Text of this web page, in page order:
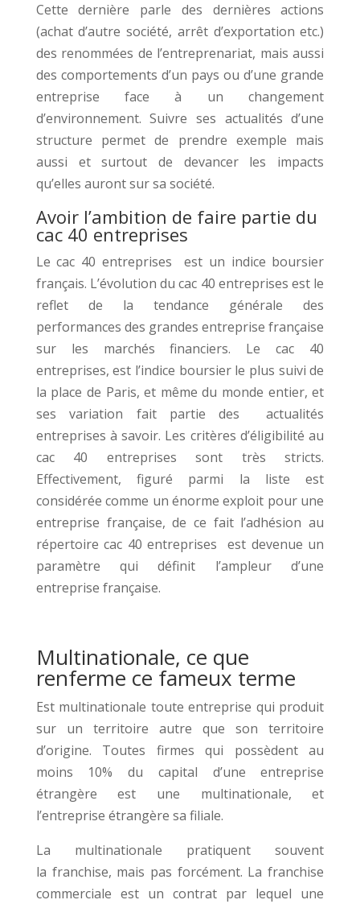
Cette dernière parle des dernières actions
(achat d’autre société, arrêt d’exportation etc.)
des renommées de l’entreprenariat, mais aussi
des comportements d’un pays ou d’une grande
entreprise face à un changement
d’environnement. Suivre ses actualités d’une
structure permet de prendre exemple mais
aussi et surtout de devancer les impacts
qu’elles auront sur sa société.
Avoir l’ambition de faire partie du
cac 40 entreprises
Le cac 40 entreprises est un indice boursier
français. L’évolution du cac 40 entreprises est le
reflet de la tendance générale des
performances des grandes entreprise française
sur les marchés financiers. Le cac 40
entreprises, est l’indice boursier le plus suivi de
la place de Paris, et même du monde entier, et
ses variation fait partie des actualités
entreprises à savoir. Les critères d’éligibilité au
cac 40 entreprises sont très stricts.
Effectivement, figuré parmi la liste est
considérée comme un énorme exploit pour une
entreprise française, de ce fait l’adhésion au
répertoire cac 40 entreprises est devenue un
paramètre qui définit l’ampleur d’une
entreprise française.
Multinationale, ce que
renferme ce fameux terme
Est multinationale toute entreprise qui produit
sur un territoire autre que son territoire
d’origine. Toutes firmes qui possèdent au
moins 10% du capital d’une entreprise
étrangère est une multinationale, et
l’entreprise étrangère sa filiale.
La multinationale pratiquent souvent
la franchise, mais pas forcément. La franchise
commerciale est un contrat par lequel une